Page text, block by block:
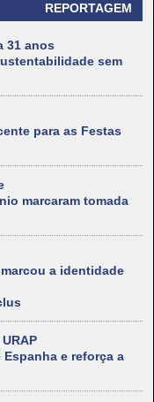
REPORTAGEM
31 anos
sem
para as Festas
marcaram tomada
a identidade
e reforça a